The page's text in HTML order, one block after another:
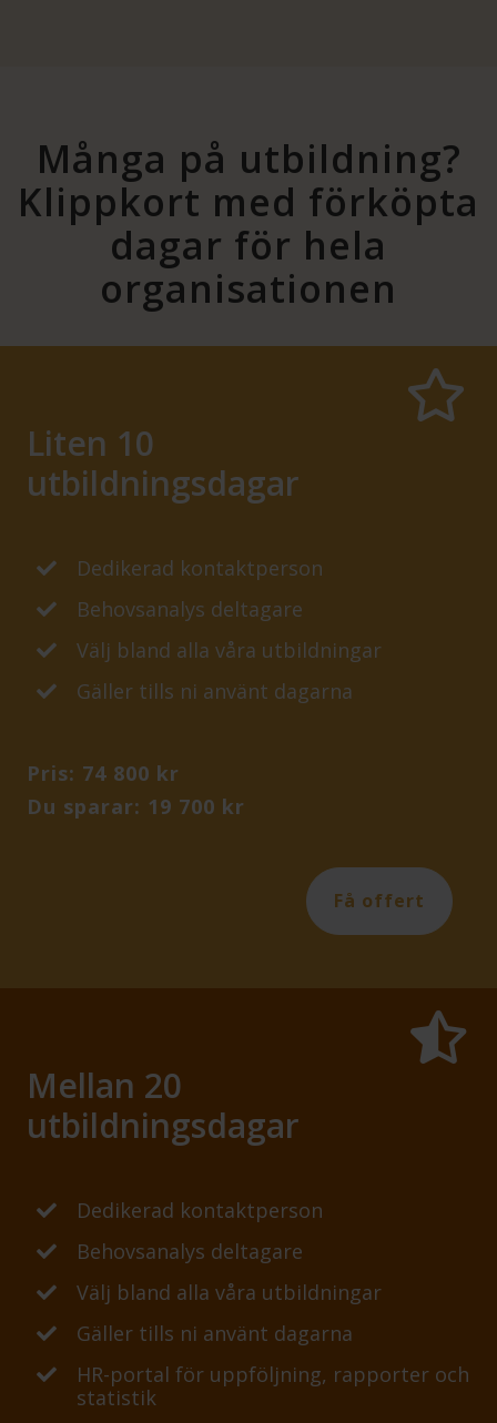
Många på utbildning?
Klippkort med förköpta
dagar för hela
organisationen
Liten 10
utbildningsdagar
Dedikerad kontaktperson
Behovsanalys deltagare
Välj bland alla våra utbildningar
Gäller tills ni använt dagarna
Pris: 74 800 kr
Du sparar: 19 700 kr
Få offert
Mellan 20
utbildningsdagar
Dedikerad kontaktperson
Behovsanalys deltagare
Välj bland alla våra utbildningar
Gäller tills ni använt dagarna
HR-portal för uppföljning, rapporter och
statistik